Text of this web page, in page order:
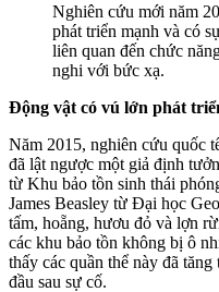
Nghiên cứu mới năm
phát triển mạnh và có
liên quan đến chức
nghi với bức xạ.
Động vật có vú lớn phát
Năm 2015, nghiên cứu quốc
đã lật ngược một giả định
từ Khu bảo tồn sinh thái
James Beasley từ Đại học
tấm, hoẵng, hươu đỏ và lợn
các khu bảo tồn không bị ô
thấy các quần thể này đã
đầu sau sự cố.